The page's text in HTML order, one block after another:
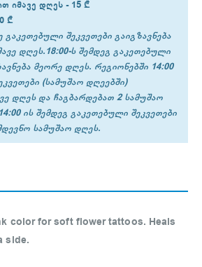
იმავე დღეს -15 ₾
₾
გაკეთებული შეკვეთები გაიგზავნება
დღეს.18:00-ს შემდეგ გაკეთებული
მეორე დღეს. რეგიონებში 14:00
(სამუშაო დღეებში)
დღეს და ჩაგბარდებათ 2 სამუშაო
ის შემდეგ გაკეთებული შეკვეთები
სამუშაო დღეს.
color for soft flower tattoos. Heals
side.